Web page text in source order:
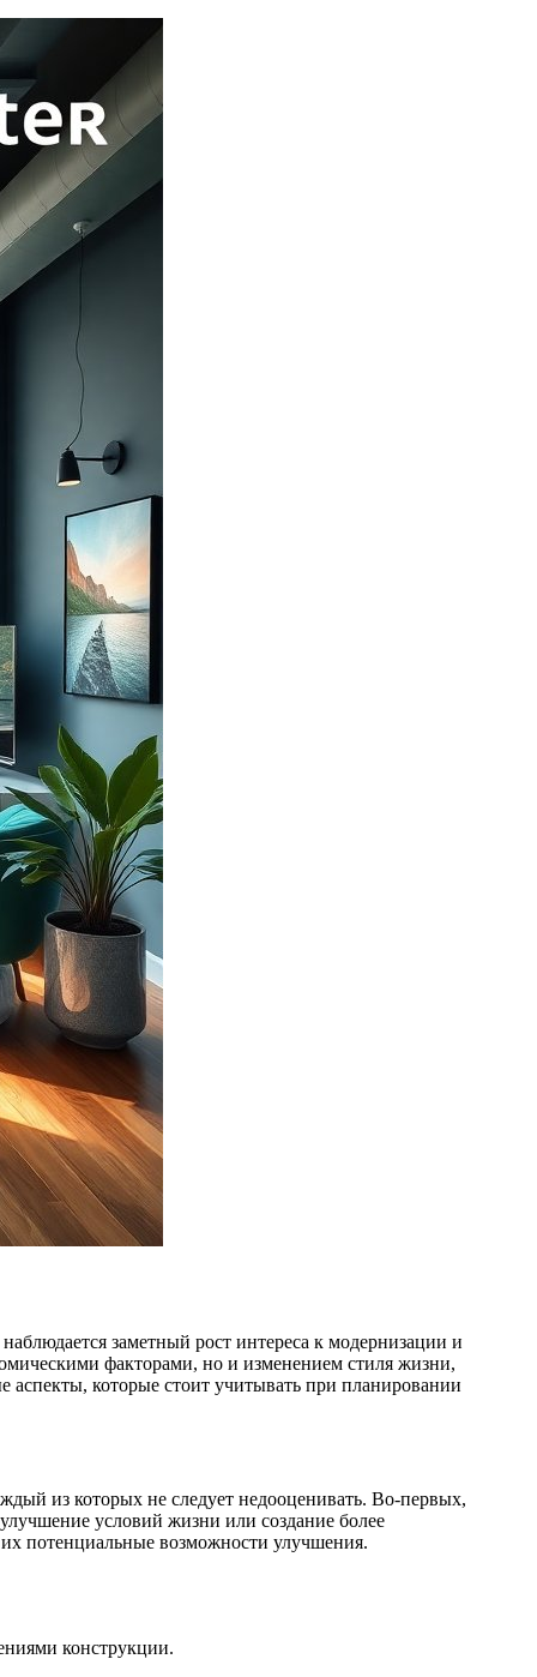
заметный рост интереса к модернизации и
факторами, но и изменением стиля жизни,
аспекты, которые стоит учитывать при планировании
из которых не следует недооценивать. Во-первых,
условий жизни или создание более
их потенциальные возможности улучшения.
конструкции.